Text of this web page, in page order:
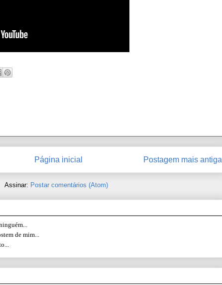
Postagem mais antiga
Página inicial
Assinar: Postar comentários (Atom)
de mim...